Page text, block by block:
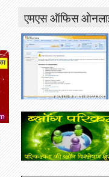
एमएस ऑफिस